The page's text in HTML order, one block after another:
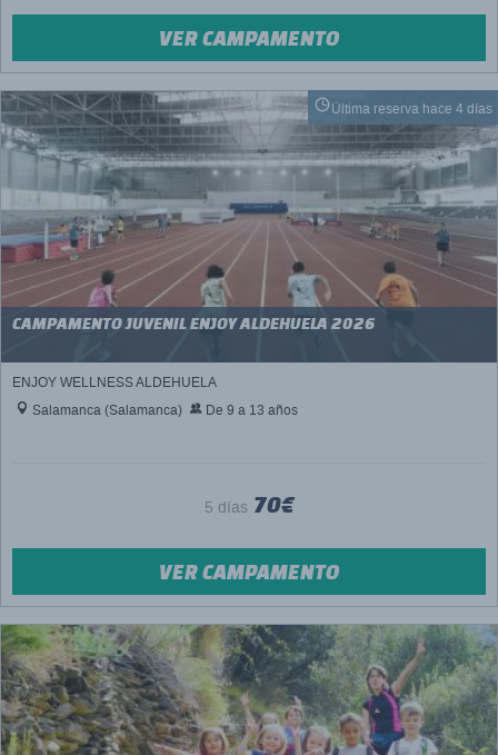
VER CAMPAMENTO
Última reserva hace 4 días
CAMPAMENTO JUVENIL ENJOY ALDEHUELA 2026
ENJOY WELLNESS ALDEHUELA
Salamanca (Salamanca)
De 9 a 13 años
5 días 70€
VER CAMPAMENTO